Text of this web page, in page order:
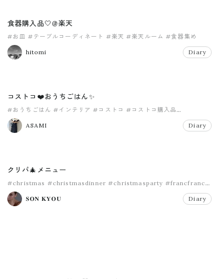
食器購入品🤍@楽天
#お皿 #テーブルコーディネート #楽天 #楽天ルーム #食器集め
hitomi Diary
コストコ❤️おうちごはん✨
#おうちごはん #インテリア #コストコ #コストコ購入品
#テーブルコーディネート
ASAMI
Diary
クリパ🎄メニュー
#christmas #christmasdinner #christmasparty #francfranc
#homeparty
𝐒𝐎𝐍 𝐊𝐘𝐎𝐔
Diary